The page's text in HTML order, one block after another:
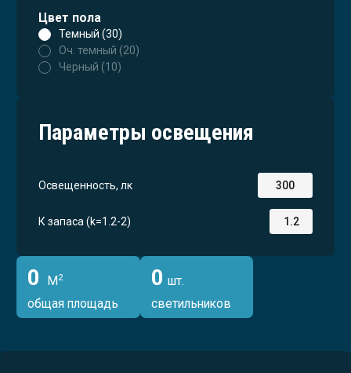
Цвет пола
Темный (30)
Оч. темный (20)
Черный (10)
Параметры освещения
Освещенность, лк
К запаса (k=1.2-2)
0 М2
общая площадь
0 шт.
светильников